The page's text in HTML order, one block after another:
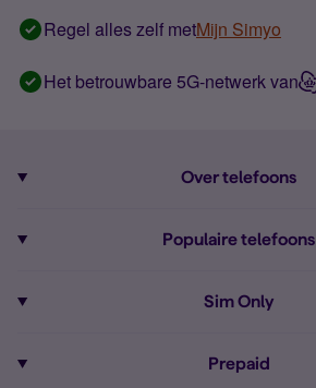
Regel alles zelf metMijn Simyo
Het betrouwbare 5G-netwerk van
Over telefoons
Alle telefoons
Populaire telefoons
iPhone 16
Sim Only
Prepaid